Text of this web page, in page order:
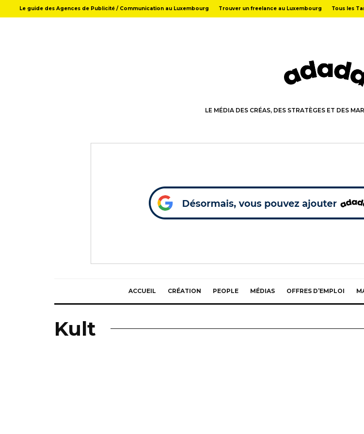
Le guide des Agences de Publicité / Communication au Luxembourg Trouver un freelance au Luxembourg Tous les
LE MÉDIA DES CRÉAS, DES STRATÈGES ET DES
ACCUEIL CRÉATION PEOPLE MÉDIAS OFFRES D’EMPLOI
Kult